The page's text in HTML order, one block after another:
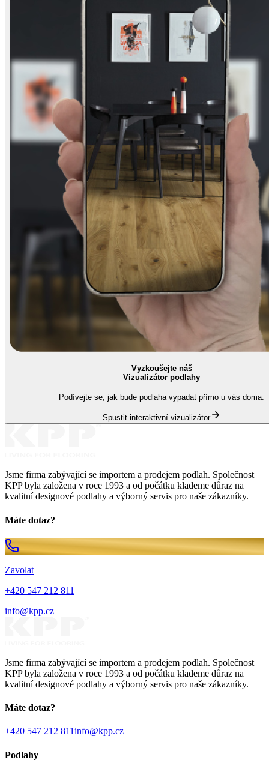
Vyzkoušejte náš
Vizualizátor podlahy
Podívejte se, jak bude podlaha vypadat přímo u vás doma.
Spustit interaktivní vizualizátor
Jsme firma zabývající se importem a prodejem podlah. Společnost
KPP byla založena v roce 1993 a od počátku klademe důraz na
kvalitní designové podlahy a výborný servis pro naše zákazníky.
Máte dotaz?
Zavolat
+420 547 212 811
info@kpp.cz
Jsme firma zabývající se importem a prodejem podlah. Společnost
KPP byla založena v roce 1993 a od počátku klademe důraz na
kvalitní designové podlahy a výborný servis pro naše zákazníky.
Máte dotaz?
+420 547 212 811info@kpp.cz
Podlahy